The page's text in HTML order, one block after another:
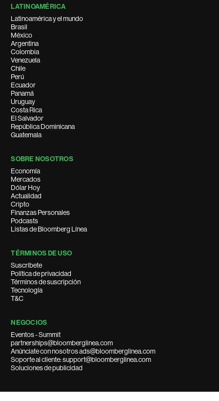
LATINOAMÉRICA
Latinoamérica y el mundo
Brasil
México
Argentina
Colombia
Venezuela
Chile
Perú
Ecuador
Panamá
Uruguay
Costa Rica
El Salvador
República Dominicana
Guatemala
SOBRE NOSOTROS
Economía
Mercados
Dólar Hoy
Actualidad
Cripto
Finanzas Personales
Podcasts
Listas de Bloomberg Línea
TÉRMINOS DE USO
Suscríbete
Política de privacidad
Términos de suscripción
Tecnología
T&C
NEGOCIOS
Eventos - Summit
partnerships@bloomberglinea.com
Anúnciate con nosotros ads@bloomberglinea.com
Soporte al cliente: support@bloomberglinea.com
Soluciones de publicidad